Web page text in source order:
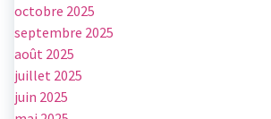
octobre 2025
septembre 2025
août 2025
juillet 2025
juin 2025